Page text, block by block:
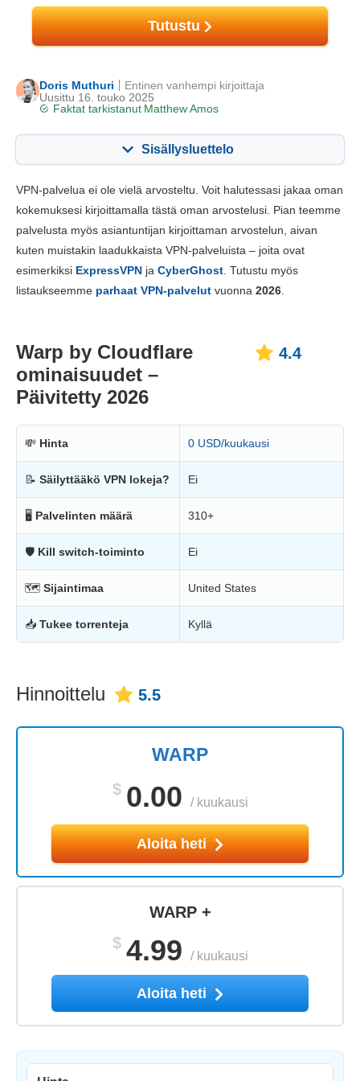
Tutustu
Doris Muthuri
Uusittu 16. touko 2025
Faktat tarkistanut Matthew Amos
Entinen vanhempi kirjoittaja
Sisällysluettelo
Perustoiminnot 4.4
Sovellukset ja asentaminen 6.2
Luotettavuus ja tukipalvelut 2.0
VPN-palvelua ei ole vielä arvosteltu. Voit halutessasi jakaa oman
kokemuksesi kirjoittamalla tästä oman arvostelusi. Pian teemme
palvelusta myös asiantuntijan kirjoittaman arvostelun, aivan
kuten muistakin laadukkaista VPN-palveluista – joita ovat
esimerkiksi ExpressVPN ja CyberGhost. Tutustu myös
listaukseemme parhaat VPN-palvelut vuonna 2026.
Warp by Cloudflare
ominaisuudet –
Päivitetty 2026
4.4
💸 Hinta 0 USD/kuukausi
📝 Säilyttääkö VPN lokeja? Ei
🖥 Palvelinten määrä 310+
🛡 Kill switch-toiminto Ei
🗺 Sijaintimaa United States
📥 Tukee torrenteja Kyllä
Hinnoittelu 5.5
WARP
$ 0.00 / kuukausi
Aloita heti
WARP +
$ 4.99 / kuukausi
Aloita heti